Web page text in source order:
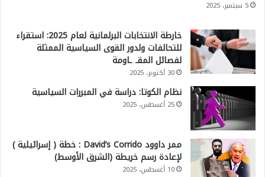
5 سبتمبر، 2025
خارطة الانتخابات البرلمانية لعام 2025: استقراء
للتحالفات ولدور القوى السياسية الممثلة
لفصائل المقـ ـاومة
30 أكتوبر، 2025
نظام الكوتا: دراسة في المبررات السياسية
25 أغسطس، 2025
ممر داوود David’s Corrido : خطة ( إسرائيلية )
لإعادة رسم خريطة (الشرق الأوسط)
10 أغسطس، 2025